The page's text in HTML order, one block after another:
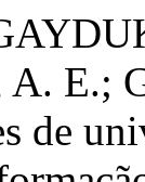
E.;
de